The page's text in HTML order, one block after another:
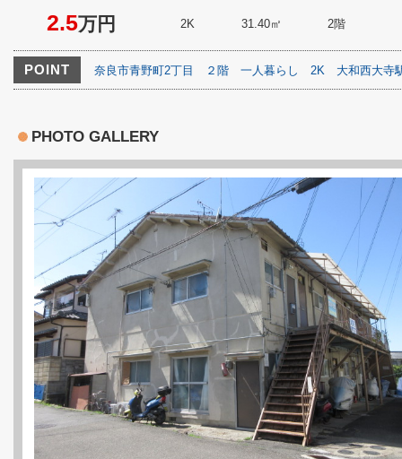
2.5万円 2K 31.40㎡ 2階
POINT 奈良市青野町2丁目 ２階 一人暮らし 2K 大和西大寺
PHOTO GALLERY